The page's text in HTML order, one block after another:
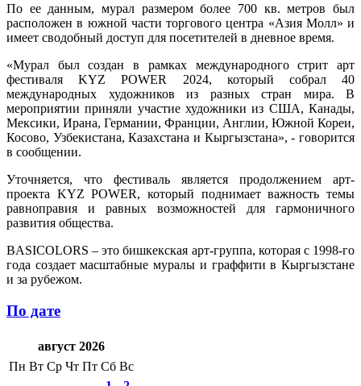
По ее данным, мурал размером более 700 кв. метров был
расположен в южной части торгового центра «Азия Молл» и
имеет сводобный доступ для посетителей в дневное время.
«Мурал был создан в рамках международного стрит арт
фестиваля KYZ POWER 2024, который собрал 40
международных художников из разных стран мира. В
мероприятии приняли участие художники из США, Канады,
Мексики, Ирана, Германии, Франции, Англии, Южной Кореи,
Косово, Узбекистана, Казахстана и Кыргызстана», - говорится
в сообщении.
Уточняется, что фестиваль является продолжением арт-
проекта KYZ POWER, который поднимает важность темы
равноправия и равных возможностей для гармоничного
развития общества.
BASICOLORS – это бишкекская арт-группа, которая с 1998-го
года создает масштабные муралы и граффити в Кыргызстане
и за рубежом.
По дате
август 2026
Пн Вт Ср Чт Пт Сб Вс